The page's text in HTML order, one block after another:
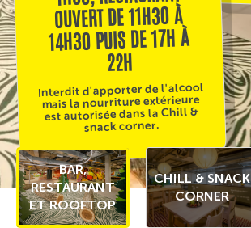
OUVERT DE 11H30 À
14H30 PUIS DE 17H À
22H
Interdit d'apporter de l'alcool
mais la nourriture extérieure
est autorisée dans la Chill &
snack corner.
BAR,
RESTAURANT
ET ROOFTOP
CHILL & SNACK
CORNER